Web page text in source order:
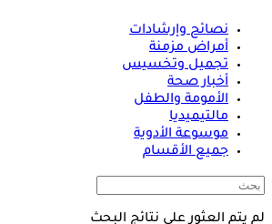
نصائح وإرشادات
أمراض مزمنة
تجميل وتخسيس
أخبار صحة
الأمومة والطفل
مالتيميديا
موسوعة الأدوية
جميع الأقسام
لم يتم العثور على نتائج البحث